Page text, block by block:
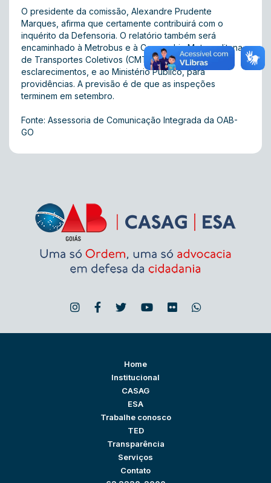
O presidente da comissão, Alexandre Prudente
Marques, afirma que certamente contribuirá com o
inquérito da Defensoria. O relatório também será
encaminhado à Metrobus e à Companhia Metropolitana
de Transportes Coletivos (CMTC), para os devidos
esclarecimentos, e ao Ministério Público, para
providências. A previsão é de que as inspeções
terminem em setembro.
Fonte: Assessoria de Comunicação Integrada da OAB-
GO
Home
Institucional
CASAG
ESA
Trabalhe conosco
TED
Transparência
Serviços
Contato